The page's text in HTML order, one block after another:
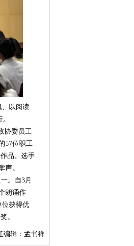
以阅读
协委员工
57位职工
品。选手
声。
。自3月
朗诵作
位获得优
。
编辑：孟书祥